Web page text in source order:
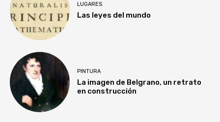
LUGARES
Las leyes del mundo
PINTURA
La imagen de Belgrano, un retrato
en construcción